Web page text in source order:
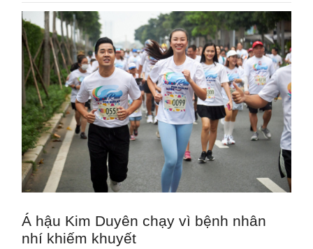
Á hậu Kim Duyên chạy vì bệnh nhân
nhí khiếm khuyết